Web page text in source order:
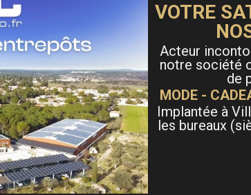
VOTRE
Acteur
notre société
de
MODE -
Implantée à
les bureaux